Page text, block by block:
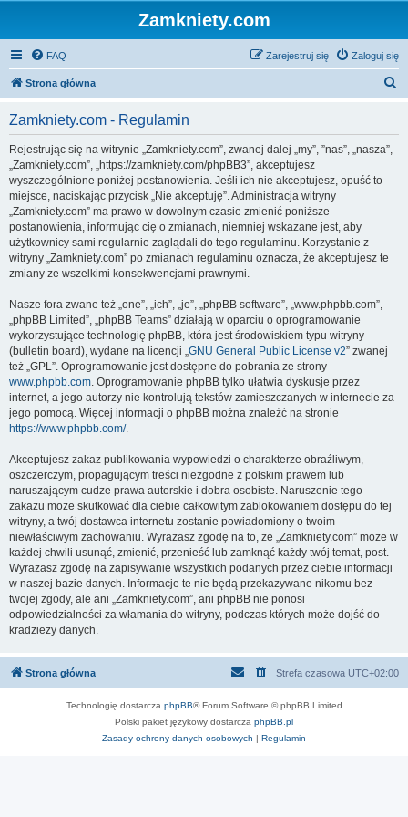
Zamkniety.com
FAQ Zaloguj się
Zarejestruj się
Strona główna
Zamkniety.com - Regulamin
Rejestrując się na witrynie „Zamkniety.com”, zwanej dalej „my”, ”nas”, „nasza”,
„Zamkniety.com”, „https://zamkniety.com/phpBB3”, akceptujesz
wyszczególnione poniżej postanowienia. Jeśli ich nie akceptujesz, opuść to
miejsce, naciskając przycisk „Nie akceptuję”. Administracja witryny
„Zamkniety.com” ma prawo w dowolnym czasie zmienić poniższe
postanowienia, informując cię o zmianach, niemniej wskazane jest, aby
użytkownicy sami regularnie zaglądali do tego regulaminu. Korzystanie z
witryny „Zamkniety.com” po zmianach regulaminu oznacza, że akceptujesz te
zmiany ze wszelkimi konsekwencjami prawnymi.
Nasze fora zwane też „one”, „ich”, „je”, „phpBB software”, „www.phpbb.com”,
„phpBB Limited”, „phpBB Teams” działają w oparciu o oprogramowanie
wykorzystujące technologię phpBB, która jest środowiskiem typu witryny
(bulletin board), wydane na licencji „GNU General Public License v2” zwanej
też „GPL”. Oprogramowanie jest dostępne do pobrania ze strony
www.phpbb.com. Oprogramowanie phpBB tylko ułatwia dyskusje przez
internet, a jego autorzy nie kontrolują tekstów zamieszczanych w internecie za
jego pomocą. Więcej informacji o phpBB można znaleźć na stronie
https://www.phpbb.com/.
Akceptujesz zakaz publikowania wypowiedzi o charakterze obraźliwym,
oszczerczym, propagującym treści niezgodne z polskim prawem lub
naruszającym cudze prawa autorskie i dobra osobiste. Naruszenie tego
zakazu może skutkować dla ciebie całkowitym zablokowaniem dostępu do tej
witryny, a twój dostawca internetu zostanie powiadomiony o twoim
niewłaściwym zachowaniu. Wyrażasz zgodę na to, że „Zamkniety.com” może w
każdej chwili usunąć, zmienić, przenieść lub zamknąć każdy twój temat, post.
Wyrażasz zgodę na zapisywanie wszystkich podanych przez ciebie informacji
w naszej bazie danych. Informacje te nie będą przekazywane nikomu bez
twojej zgody, ale ani „Zamkniety.com”, ani phpBB nie ponosi
odpowiedzialności za włamania do witryny, podczas których może dojść do
kradzieży danych.
Strona główna Strefa czasowa UTC+02:00
Technologię dostarcza phpBB® Forum Software © phpBB Limited
Polski pakiet językowy dostarcza phpBB.pl
Zasady ochrony danych osobowych | Regulamin